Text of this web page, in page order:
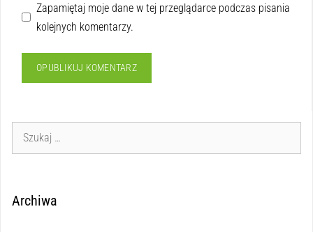
Zapamiętaj moje dane w tej przeglądarce podczas pisania
kolejnych komentarzy.
Archiwa